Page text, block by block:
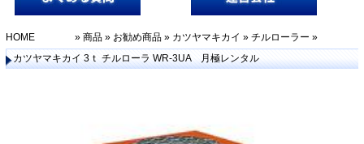
HOME »商品 » お勧め商品 » カツヤマキカイ »チルローラー »
カツヤマキカイ 3ｔ チルローラ WR-3UA 月極レンタル